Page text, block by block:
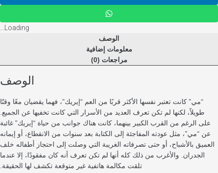
Loading...
الوصف
معلومات إضافية
مراجعات (0)
الوصف
كانت تعتبر نفسها الأكثر قربًا من العم “إيريك”، فهما يقضيان معًا وقتًا
لكنها لم تكن تعرف العديد من الأسرار التي كانت تخفيها عن الجميع.
الرغم من القرب الكبير بينهما، كانت هناك جوانب من حياة “إيريك” غائبة
مثل عودته المفاجئة إلى الكتابة بعد سنوات من الانقطاع، أو إيمانه
بالأشباح، أو حتى تصرفاته الغريبة التي وصلت إلى احتجاز أطفاله خلف
والأغرب من ذلك كله أنها لم تكن تعرف أنه كان مفقودًا، إلا عندما
تلقت مكالمة هاتفية غير متوقعة تكشف لها الحقيقة.